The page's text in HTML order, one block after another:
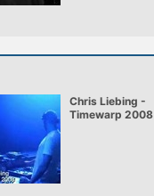
Chris Liebing -
Timewarp 2008